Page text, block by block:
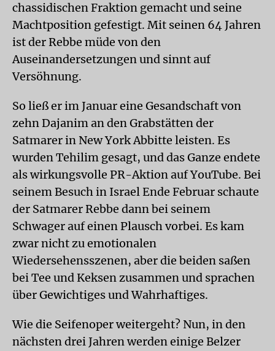
chassidischen Fraktion gemacht und seine
Machtposition gefestigt. Mit seinen 64 Jahren
ist der Rebbe müde von den
Auseinandersetzungen und sinnt auf
Versöhnung.
So ließ er im Januar eine Gesandschaft von
zehn Dajanim an den Grabstätten der
Satmarer in New York Abbitte leisten. Es
wurden Tehilim gesagt, und das Ganze endete
als wirkungsvolle PR-Aktion auf YouTube. Bei
seinem Besuch in Israel Ende Februar schaute
der Satmarer Rebbe dann bei seinem
Schwager auf einen Plausch vorbei. Es kam
zwar nicht zu emotionalen
Wiedersehensszenen, aber die beiden saßen
bei Tee und Keksen zusammen und sprachen
über Gewichtiges und Wahrhaftiges.
Wie die Seifenoper weitergeht? Nun, in den
nächsten drei Jahren werden einige Belzer